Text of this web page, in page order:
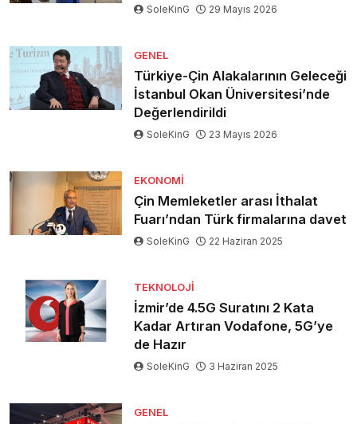
SoleKinG 29 Mayıs 2026
GENEL
Türkiye-Çin Alakalarının Geleceği
İstanbul Okan Üniversitesi’nde
Değerlendirildi
SoleKinG 23 Mayıs 2026
EKONOMI
Çin Memleketler arası İthalat
Fuarı’ndan Türk firmalarına davet
SoleKinG 22 Haziran 2025
TEKNOLOJI
İzmir’de 4.5G Suratını 2 Kata
Kadar Artıran Vodafone, 5G’ye
de Hazır
SoleKinG 3 Haziran 2025
GENEL